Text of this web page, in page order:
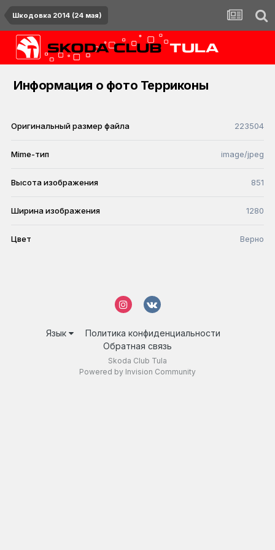
Шкодовка 2014 (24 мая)
Информация о фото Терриконы
Оригинальный размер файла 223504
Mime-тип image/jpeg
Высота изображения 851
Ширина изображения 1280
Цвет Верно
Язык
Политика конфиденциальности
Обратная связь
Skoda Club Tula
Powered by Invision Community